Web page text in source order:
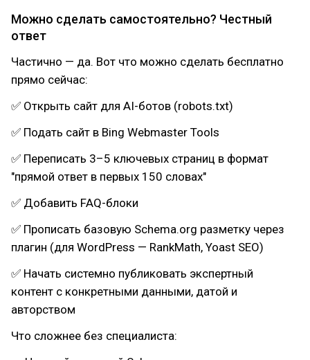
Можно сделать самостоятельно? Честный
ответ
Частично — да. Вот что можно сделать бесплатно
прямо сейчас:
✅ Открыть сайт для AI-ботов (robots.txt)
✅ Подать сайт в Bing Webmaster Tools
✅ Переписать 3–5 ключевых страниц в формат
"прямой ответ в первых 150 словах"
✅ Добавить FAQ-блоки
✅ Прописать базовую Schema.org разметку через
плагин (для WordPress — RankMath, Yoast SEO)
✅ Начать системно публиковать экспертный
контент с конкретными данными, датой и
авторством
Что сложнее без специалиста: